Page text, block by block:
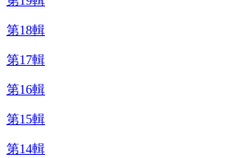
第18輯
第17輯
第16輯
第15輯
第14輯